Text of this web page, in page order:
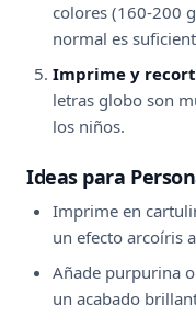
colores (160-200
normal es
Imprime y
letras globo son
los niños.
Ideas para
Imprime en
un efecto arcoíris
Añade purpurina
un acabado